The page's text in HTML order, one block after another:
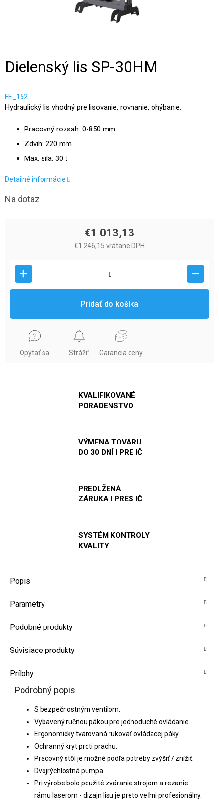
Dielenský lis SP-30HM
FE_152
Hydraulický lis vhodný pre lisovanie, rovnanie, ohýbanie.
Pracovný rozsah: 0-850 mm
Zdvih: 220 mm
Max. sila: 30 t
Detailné informácie
Na dotaz
€1 013,13
€1 246,15 vrátane DPH
Pridať do košíka
Opýtať sa Strážiť Garancia ceny
KVALIFIKOVANÉ
PORADENSTVO
VÝMENA TOVARU
DO 30 DNÍ I PRE IČ
PREDLŽENÁ
ZÁRUKA I PRES IČ
SYSTÉM KONTROLY
KVALITY
Popis
Parametry
Podobné produkty
Súvisiace produkty
Prílohy
Podrobný popis
S bezpečnostným ventilom.
Vybavený ručnou pákou pre jednoduché ovládanie.
Ergonomicky tvarovaná rukoväť ovládacej páky.
Ochranný kryt proti prachu.
Pracovný stôl je možné podľa potreby zvýšiť / znížiť.
Dvojrýchlostná pumpa.
Pri výrobe bolo použité zváranie strojom a rezanie
rámu laserom - dizajn lisu je preto veľmi profesionálny.